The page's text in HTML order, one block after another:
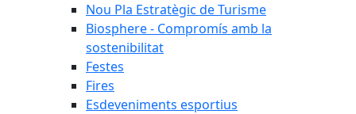
Nou Pla Estratègic de Turisme
Biosphere - Compromís amb la
sostenibilitat
Festes
Fires
Esdeveniments esportius